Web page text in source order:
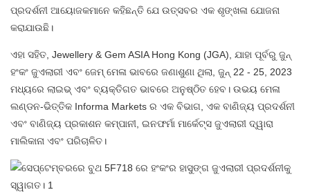
ପ୍ରଦର୍ଶନୀ ଆୟୋଜକମାନେ କହିଛନ୍ତି ଯେ ଉତ୍ସବର ଏକ ଶୃଙ୍ଖଳା ଯୋଜନା
କରାଯାଉଛି।
ଏହା ସହିତ, Jewellery & Gem ASIA Hong Kong (JGA), ଯାହା ପୂର୍ବରୁ ଜୁନ୍
ହଂକଂ ଜୁଏଲାରୀ ଏବଂ ଜେମ୍ ମେଳା ଭାବରେ ଜଣାଶୁଣା ଥିଲା, ଜୁନ୍ 22 - 25, 2023
ମଧ୍ୟରେ ଲାଇଭ୍ ଏବଂ ବ୍ୟକ୍ତିଗତ ଭାବରେ ଅନୁଷ୍ଠିତ ହେବ। ଉଭୟ ମେଳା
ଲଣ୍ଡନ-ଭିତ୍ତିକ Informa Markets ର ଏକ ବିଭାଗ, ଏକ ବାଣିଜ୍ୟ ପ୍ରଦର୍ଶନୀ
ଏବଂ ବାଣିଜ୍ୟ ପ୍ରକାଶନ କମ୍ପାନୀ, ଇନଫର୍ମା ମାର୍କେଟ୍ସ ଜୁଏଲାରୀ ଦ୍ୱାରା
ମାଲିକାନା ଏବଂ ପରିଚାଳିତ।